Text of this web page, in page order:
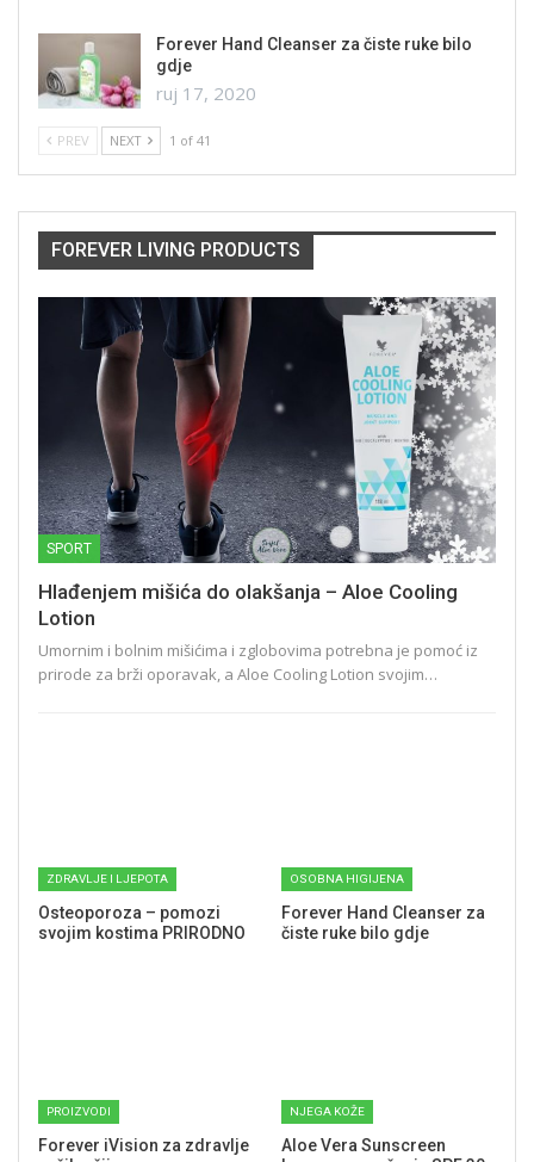
Forever Hand Cleanser za čiste ruke bilo
gdje
ruj 17, 2020
PREV NEXT 1 of 41
FOREVER LIVING PRODUCTS
SPORT
Hlađenjem mišića do olakšanja – Aloe Cooling
Lotion
Umornim i bolnim mišićima i zglobovima potrebna je pomoć iz
prirode za brži oporavak, a Aloe Cooling Lotion svojim…
ZDRAVLJE I LJEPOTA
Osteoporoza – pomozi
svojim kostima PRIRODNO
OSOBNA HIGIJENA
Forever Hand Cleanser za
čiste ruke bilo gdje
PROIZVODI
Forever iVision za zdravlje
NJEGA KOŽE
Aloe Vera Sunscreen